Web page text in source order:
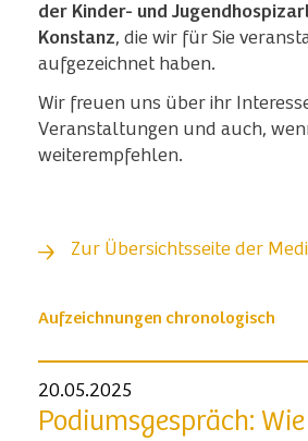
der Kinder- und
Konstanz, die wir für Sie
aufgezeichnet haben.
Wir freuen uns über ihr
Veranstaltungen und auch,
weiterempfehlen.
Zur Übersichtsseite der
Aufzeichnungen chronologisch
20.05.2025
Podiumsgespräch: